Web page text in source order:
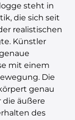
steht in
die sich seit
realistischen
Künstler
mit einem
Die
genau
äußere
des